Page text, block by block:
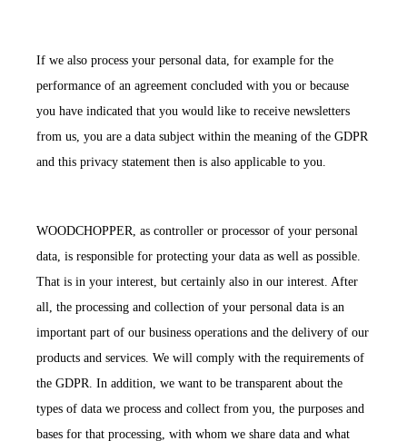
If we also process your personal data, for example for the
performance of an agreement concluded with you or because
you have indicated that you would like to receive newsletters
from us, you are a data subject within the meaning of the GDPR
and this privacy statement then is also applicable to you.
WOODCHOPPER, as controller or processor of your personal
data, is responsible for protecting your data as well as possible.
That is in your interest, but certainly also in our interest. After
all, the processing and collection of your personal data is an
important part of our business operations and the delivery of our
products and services. We will comply with the requirements of
the GDPR. In addition, we want to be transparent about the
types of data we process and collect from you, the purposes and
bases for that processing, with whom we share data and what